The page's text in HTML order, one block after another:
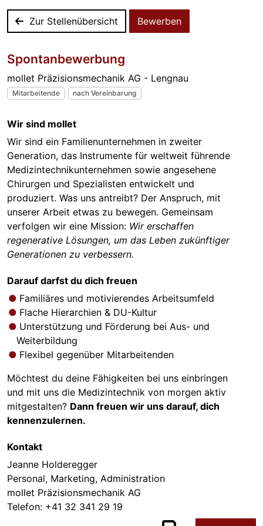
Zur Stellenübersicht Bewerben
Spontanbewerbung
mollet Präzisionsmechanik AG - Lengnau
Mitarbeitende nach Vereinbarung
Wir sind mollet
Wir sind ein Familienunternehmen in zweiter
Generation, das Instrumente für weltweit führende
Medizintechnikunternehmen sowie angesehene
Chirurgen und Spezialisten entwickelt und
produziert. Was uns antreibt? Der Anspruch, mit
unserer Arbeit etwas zu bewegen. Gemeinsam
verfolgen wir eine Mission: Wir erschaffen
regenerative Lösungen, um das Leben zukünftiger
Generationen zu verbessern.
Darauf darfst du dich freuen
Familiäres und motivierendes Arbeitsumfeld
Flache Hierarchien & DU-Kultur
Unterstützung und Förderung bei Aus- und
Weiterbildung
Flexibel gegenüber Mitarbeitenden
Möchtest du deine Fähigkeiten bei uns einbringen
und mit uns die Medizintechnik von morgen aktiv
mitgestalten? Dann freuen wir uns darauf, dich
kennenzulernen.
Kontakt
Jeanne Holderegger
Personal, Marketing, Administration
mollet Präzisionsmechanik AG
Telefon: +41 32 341 29 19